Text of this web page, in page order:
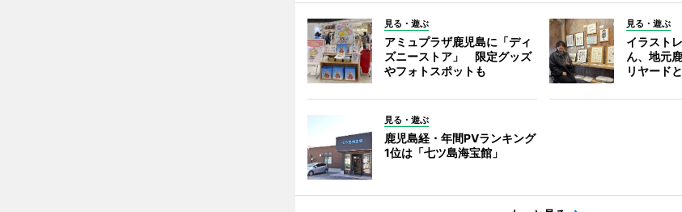
見る・遊ぶ
アミュプラザ鹿児島に「ディ
ズニーストア」 限定グッズ
やフォトスポットも
見る・遊ぶ
イラスト
ん、地元
リヤード
見る・遊ぶ
鹿児島経・年間PVランキング
1位は「七ツ島海宝館」